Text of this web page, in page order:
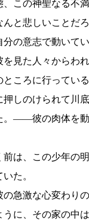
この神聖なる不
と悲しいことだろ
の意志で動いて
見た人々からわ
ころに行ってい
しのけられて川
。――彼の肉体を
は、この少年の
た。
急激な心変わり
に、その家の中は